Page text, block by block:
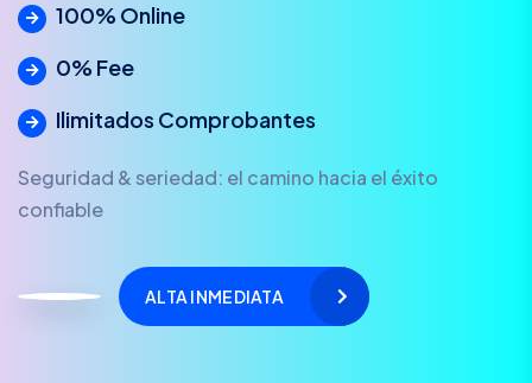
100% Online
0% Fee
Ilimitados Comprobantes
Seguridad & seriedad: el camino hacia el éxito
confiable
ALTA INMEDIATA